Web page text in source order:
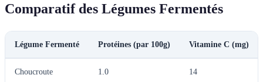
Comparatif des Légumes Fermentés
Légume Fermenté Protéines (par 100g) Vitamine C (mg)
Choucroute 1.0 14